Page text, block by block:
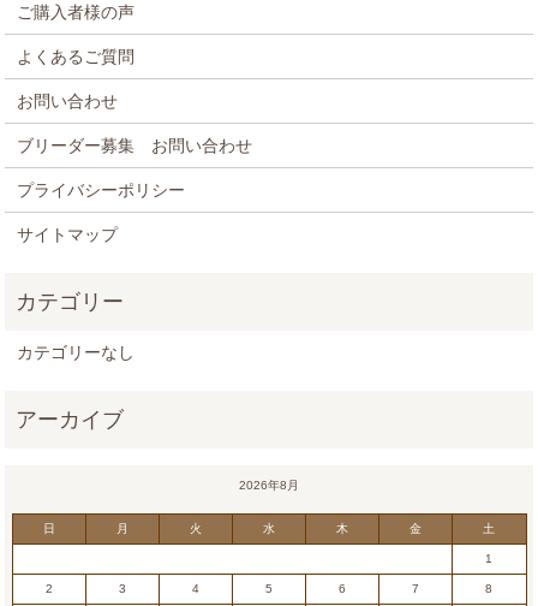
ご購入者様の声
よくあるご質問
お問い合わせ
ブリーダー募集 お問い合わせ
プライバシーポリシー
サイトマップ
カテゴリーなし
2026年8月
日 月 火 水 木 金 土
1
2 3 4 5 6 7 8